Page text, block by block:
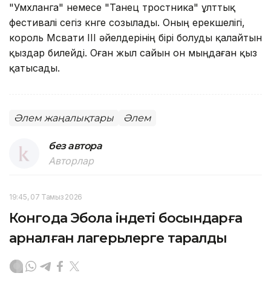
"Умхланга" немесе "Танец тростника" ұлттық
фестивалі сегіз күнге созылады. Оның ерекшелігі,
король Мсвати III әйелдерінің бірі болуды қалайтын
қыздар билейді. Оған жыл сайын он мыңдаған қыз
қатысады.
Әлем жаңалықтары Әлем
без автора
Авторлар
19:45, 07 Тамыз 2026
Конгода Эбола індеті босқындарға
арналған лагерьлерге таралды